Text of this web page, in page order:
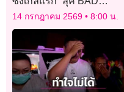
SADบ่อย” โชว์ฝีมือแต่งเพล
14 กรกฎาคม 2569 8:00 น.